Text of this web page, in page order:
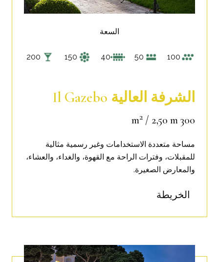
الشرفة العالية Il Gazebo
300 m
2 / 2,50 m
مساحة متعددة الاستخدامات وغير رسمية مثالية
للمقبلات، وفترات الراحة مع القهوة، والغداء، والعشاء،
والمعارض الصغيرة.
الخريطة
السعة
100
50
40
150
200